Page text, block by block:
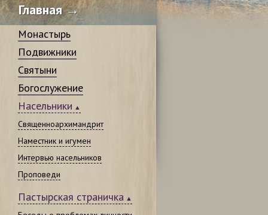
Главная →
Монастырь
Подвижники
Святыни
Богослужение
Насельники
Священноархимандрит
Наместник и игумен
Интервью насельников
Проповеди
Пастырская страничка